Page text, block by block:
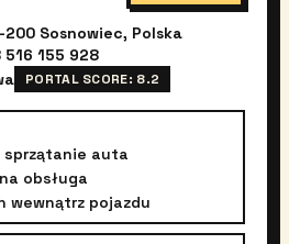
Sosnowiec, Polska
516 155 928
PORTAL SCORE: 8.2
sprzątanie auta
obsługa
wewnątrz pojazdu